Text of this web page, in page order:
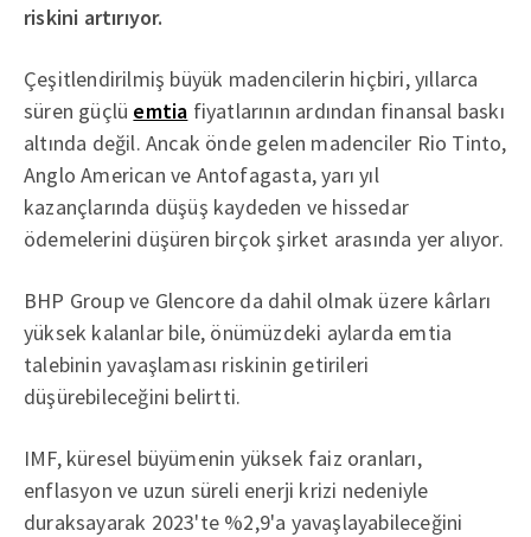
riskini artırıyor.
Çeşitlendirilmiş büyük madencilerin hiçbiri, yıllarca
süren güçlü emtia fiyatlarının ardından finansal baskı
altında değil. Ancak önde gelen madenciler Rio Tinto,
Anglo American ve Antofagasta, yarı yıl
kazançlarında düşüş kaydeden ve hissedar
ödemelerini düşüren birçok şirket arasında yer alıyor.
BHP Group ve Glencore da dahil olmak üzere kârları
yüksek kalanlar bile, önümüzdeki aylarda emtia
talebinin yavaşlaması riskinin getirileri
düşürebileceğini belirtti.
IMF, küresel büyümenin yüksek faiz oranları,
enflasyon ve uzun süreli enerji krizi nedeniyle
duraksayarak 2023'te %2,9'a yavaşlayabileceğini